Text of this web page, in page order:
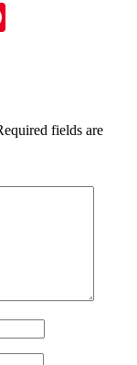
fields are